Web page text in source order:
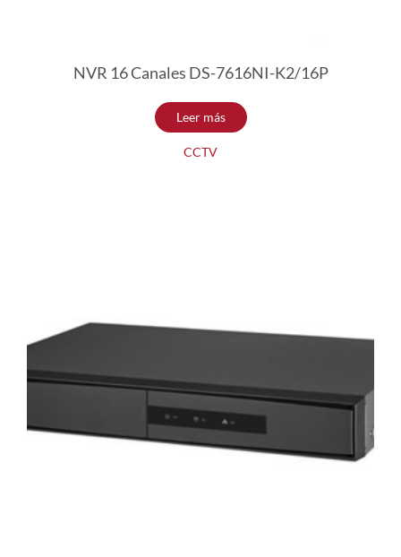
NVR 16 Canales DS-7616NI-K2/16P
Leer más
CCTV